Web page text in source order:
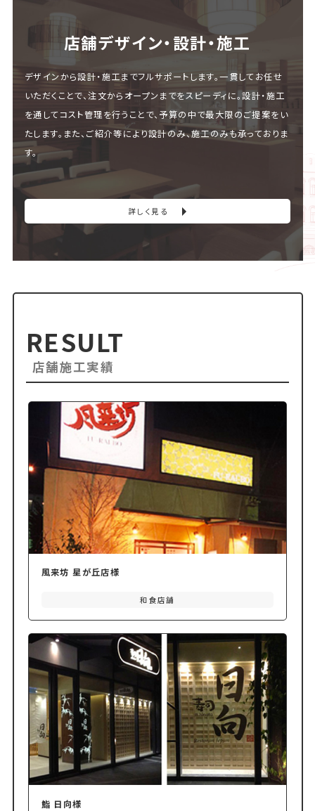
店舗デザイン・設計・施⼯
デザインから設計・施工までフルサポートします。一貫してお任せ
いただくことで、注文からオープンまでをスピーディに。設計・施工
を通してコスト管理を行うことで、予算の中で最大限のご提案をい
たします。また、ご紹介等により設計のみ、施工のみも承っておりま
す。
詳しく見る
RESULT
店舗施工実績
風来坊 星が丘店様
和食店舗
鮨 日向様